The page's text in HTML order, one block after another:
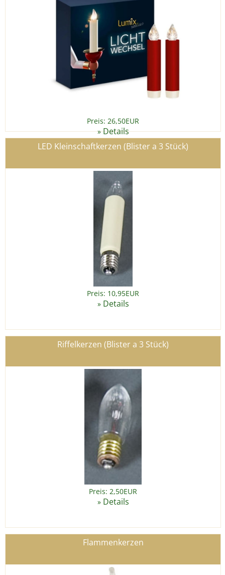
Preis: 26,50EUR
»Details
LED Kleinschaftkerzen (Blister a 3 Stück)
Preis: 10,95EUR
» Details
Riffelkerzen (Blister a 3 Stück)
Preis: 2,50EUR
» Details
Flammenkerzen